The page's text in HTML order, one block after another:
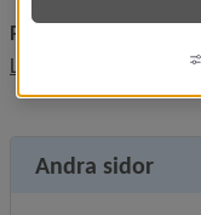
Planer för området
Läs mer om
Andra sidor